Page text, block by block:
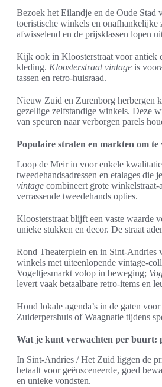
Bezoek het Eilandje en de Oude Stad
toeristische winkels en onafhankelijke
afwisselend en de prijsklassen lopen
Kijk ook in Kloosterstraat voor antiek
kleding. Kloosterstraat vintage is
tassen en retro-huisraad.
Nieuw Zuid en Zurenborg herbergen
gezellige zelfstandige winkels. Deze
van speuren naar verborgen parels
Populaire straten en markten om te
Loop de Meir in voor enkele
tweedehandsadressen en etalages die
vintage combineert grote winkelstraat-
verrassende tweedehands opties.
Kloosterstraat blijft een vaste waarde
unieke stukken en decor. De straat
Rond Theaterplein en in Sint-Andries
winkels met uiteenlopende vintage-
Vogeltjesmarkt volop in beweging;
levert vaak betaalbare retro-items en
Houd lokale agenda’s in de gaten
Zuiderpershuis of Waagnatie tijdens
Wat je kunt verwachten per buurt:
In Sint-Andries / Het Zuid liggen de
betaalt voor geënsceneerde, goed
en unieke vondsten.